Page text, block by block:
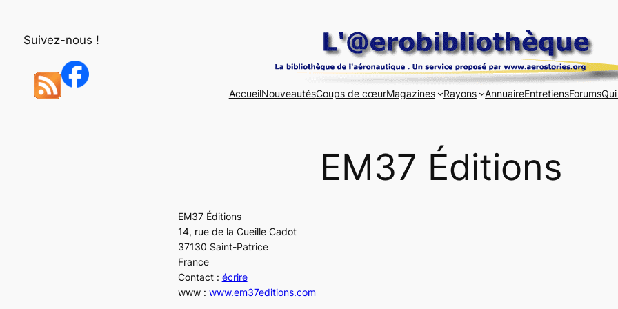
Suivez-nous !
AccueilNouveautésCoups de cœurMagazines Rayons AnnuaireEntretiensForums
EM37 Éditions
EM37 Éditions
14, rue de la Cueille Cadot
37130 Saint-Patrice
France
Contact : écrire
www : www.em37editions.com